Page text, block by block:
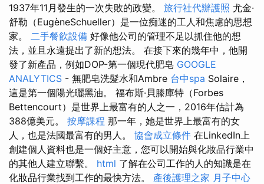
1937年11月發生的一次失敗的政變。 旅行社代辦護照 尤金·
舒勒（EugèneSchueller）是一位痴迷的工人和焦慮的思想
家。 二手餐飲設備 好像他公司的管理不足以抓住他的想
法，並且永遠提出了新的想法。 在接下來的幾年中，他開
發了新產品，例如DOP-第一個現代肥皂 GOOGLE
ANALYTICS - 無肥皂洗髮水和Ambre 台中spa Solaire，
這是第一個陽光曬黑油。 福布斯·貝滕庫特（Forbes
Bettencourt）是世界上最富有的人之一，2016年估計為
388億美元。 按摩課程 那一年，她是世界上最富有的女
人，也是法國最富有的男人。 協會成立條件 在LinkedIn上
創建個人資料也是一個好主意，您可以開始與化妝品行業中
的其他人建立聯繫。 html 了解在公司工作的人的知識是在
化妝品行業找到工作的最快方法。 產後護理之家 月子中心